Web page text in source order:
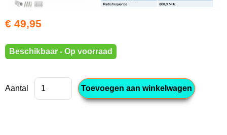
€ 49,95
Beschikbaar - Op voorraad
Aantal